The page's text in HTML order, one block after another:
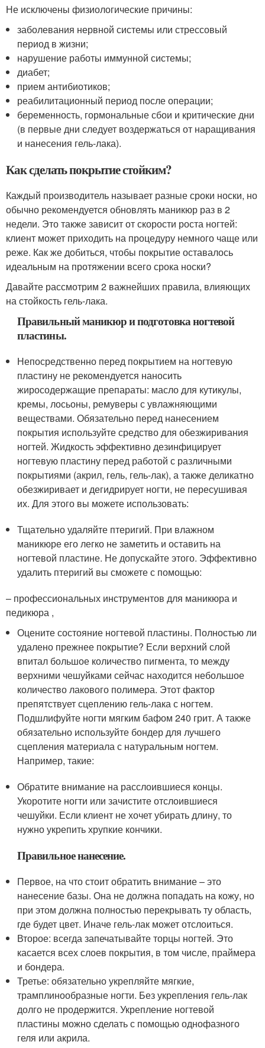
Не исключены физиологические причины:
заболевания нервной системы или стрессовый
период в жизни;
нарушение работы иммунной системы;
диабет;
прием антибиотиков;
реабилитационный период после операции;
беременность, гормональные сбои и критические дни
(в первые дни следует воздержаться от наращивания
и нанесения гель-лака).
Как сделать покрытие стойким?
Каждый производитель называет разные сроки носки, но
обычно рекомендуется обновлять маникюр раз в 2
недели. Это также зависит от скорости роста ногтей:
клиент может приходить на процедуру немного чаще или
реже. Как же добиться, чтобы покрытие оставалось
идеальным на протяжении всего срока носки?
Давайте рассмотрим 2 важнейших правила, влияющих
на стойкость гель-лака.
Правильный маникюр и подготовка ногтевой
пластины.
Непосредственно перед покрытием на ногтевую
пластину не рекомендуется наносить
жиросодержащие препараты: масло для кутикулы,
кремы, лосьоны, ремуверы с увлажняющими
веществами. Обязательно перед нанесением
покрытия используйте средство для обезжиривания
ногтей. Жидкость эффективно дезинфицирует
ногтевую пластину перед работой с различными
покрытиями (акрил, гель, гель-лак), а также деликатно
обезжиривает и дегидрирует ногти, не пересушивая
их. Для этого вы можете использовать:
Тщательно удаляйте птеригий. При влажном
маникюре его легко не заметить и оставить на
ногтевой пластине. Не допускайте этого. Эффективно
удалить птеригий вы сможете с помощью:
– профессиональных инструментов для маникюра и
педикюра ,
Оцените состояние ногтевой пластины. Полностью ли
удалено прежнее покрытие? Если верхний слой
впитал большое количество пигмента, то между
верхними чешуйками сейчас находится небольшое
количество лакового полимера. Этот фактор
препятствует сцеплению гель-лака с ногтем.
Подшлифуйте ногти мягким бафом 240 грит. А также
обязательно используйте бондер для лучшего
сцепления материала с натуральным ногтем.
Например, такие:
Обратите внимание на расслоившиеся концы.
Укоротите ногти или зачистите отслоившиеся
чешуйки. Если клиент не хочет убирать длину, то
нужно укрепить хрупкие кончики.
Правильное нанесение.
Первое, на что стоит обратить внимание – это
нанесение базы. Она не должна попадать на кожу, но
при этом должна полностью перекрывать ту область,
где будет цвет. Иначе гель-лак может отслоиться.
Второе: всегда запечатывайте торцы ногтей. Это
касается всех слоев покрытия, в том числе, праймера
и бондера.
Третье: обязательно укрепляйте мягкие,
трамплинообразные ногти. Без укрепления гель-лак
долго не продержится. Укрепление ногтевой
пластины можно сделать с помощью однофазного
геля или акрила.